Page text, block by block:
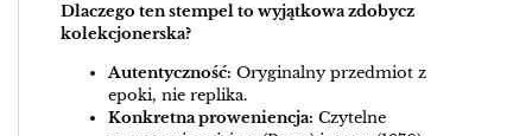
Dlaczego ten stempel to wyjątkowa zdobycz
kolekcjonerska?
Autentyczność: Oryginalny przedmiot z
epoki, nie replika.
Konkretna proweniencja: Czytelne